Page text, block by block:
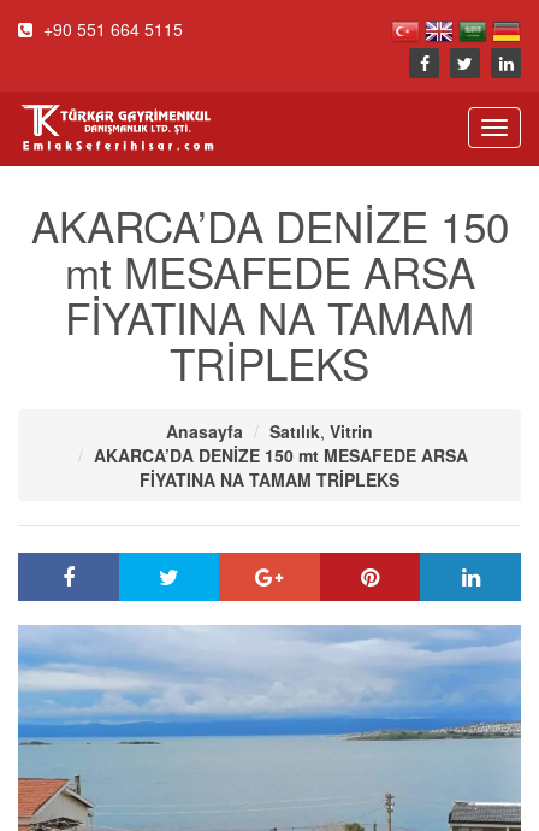
+90 551 664 5115
AKARCA’DA DENİZE 150
mt MESAFEDE ARSA
FİYATINA NA TAMAM
TRİPLEKS
Anasayfa Satılık, Vitrin
AKARCA’DA DENİZE 150 mt MESAFEDE ARSA
FİYATINA NA TAMAM TRİPLEKS